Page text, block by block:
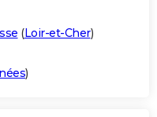
(Loir-et-Cher)
)